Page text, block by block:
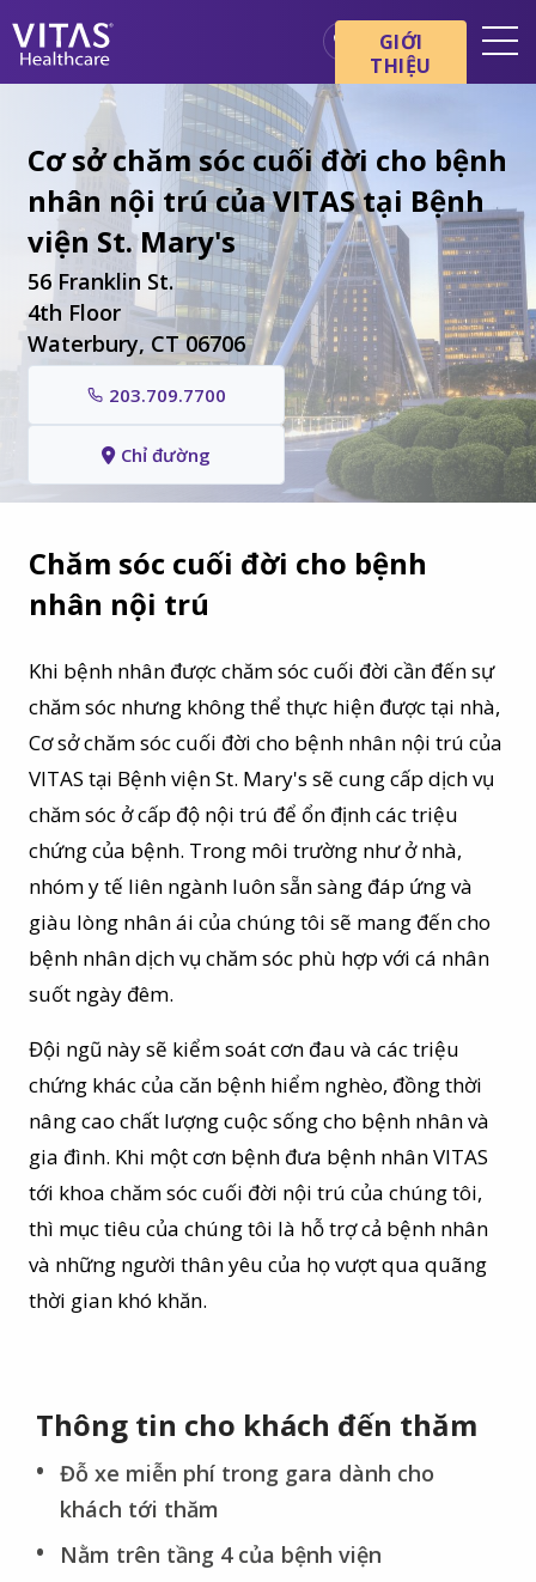
Địa điểm
Cơ bản về chăm sóc cuối đời
Dịch vụ
Chuyên gia chăm sóc sức
khỏe
Gia đình và người chăm sóc
GIỚI
THIỆU
Cơ sở chăm sóc cuối đời cho bệnh
nhân nội trú của VITAS tại Bệnh
viện St. Mary's
56 Franklin St.
4th Floor
Waterbury, CT 06706
203.709.7700
Chỉ đường
Chăm sóc cuối đời cho bệnh
nhân nội trú
Khi bệnh nhân được chăm sóc cuối đời cần đến sự
chăm sóc nhưng không thể thực hiện được tại nhà,
Cơ sở chăm sóc cuối đời cho bệnh nhân nội trú của
VITAS tại Bệnh viện St. Mary's sẽ cung cấp dịch vụ
chăm sóc ở cấp độ nội trú để ổn định các triệu
chứng của bệnh. Trong môi trường như ở nhà,
nhóm y tế liên ngành luôn sẵn sàng đáp ứng và
giàu lòng nhân ái của chúng tôi sẽ mang đến cho
bệnh nhân dịch vụ chăm sóc phù hợp với cá nhân
suốt ngày đêm.
Đội ngũ này sẽ kiểm soát cơn đau và các triệu
chứng khác của căn bệnh hiểm nghèo, đồng thời
nâng cao chất lượng cuộc sống cho bệnh nhân và
gia đình. Khi một cơn bệnh đưa bệnh nhân VITAS
tới khoa chăm sóc cuối đời nội trú của chúng tôi,
thì mục tiêu của chúng tôi là hỗ trợ cả bệnh nhân
và những người thân yêu của họ vượt qua quãng
thời gian khó khăn.
Thông tin cho khách đến thăm
Đỗ xe miễn phí trong gara dành cho
khách tới thăm
Nằm trên tầng 4 của bệnh viện